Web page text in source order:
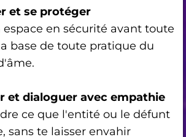
et se protéger
espace en sécurité avant toute
base de toute pratique du
et dialoguer avec empathie
ce que l'entité ou le défunt
sans te laisser envahir